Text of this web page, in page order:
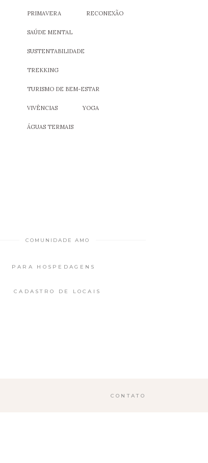
PRIMAVERA RECONEXÃO
SAÚDE MENTAL
SUSTENTABILIDADE
TREKKING
TURISMO DE BEM-ESTAR
VIVÊNCIAS YOGA
ÁGUAS TERMAIS
COMUNIDADE AMO
PARA HOSPEDAGENS
CADASTRO DE LOCAIS
CONTATO